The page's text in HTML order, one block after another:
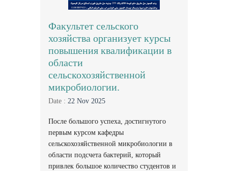
Факультет сельского
хозяйства организует курсы
повышения квалификации в
области
сельскохозяйственной
микробиологии.
Date : 22 Nov 2025
После большого успеха, достигнутого
первым курсом кафедры
сельскохозяйственной микробиологии в
области подсчета бактерий, который
привлек большое количество студентов и